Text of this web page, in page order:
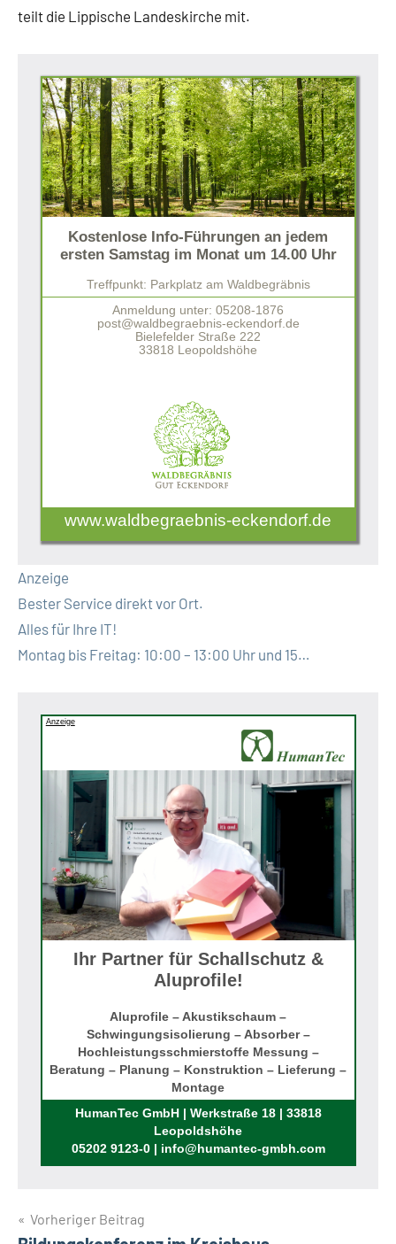
teilt die Lippische Landeskirche mit.
Kostenlose Info-Führungen an jedem
ersten Samstag im Monat um 14.00 Uhr
Treffpunkt: Parkplatz am Waldbegräbnis
Anmeldung unter: 05208-1876
post@waldbegraebnis-eckendorf.de
Bielefelder Straße 222
33818 Leopoldshöhe
www.waldbegraebnis-eckendorf.de
Anzeige
Bester Service direkt vor Ort.
Alles für Ihre IT!
Montag bis Freitag: 10:00 – 13:00 Uhr und 15…
Anzeige
Ihr Partner für Schallschutz &
Aluprofile!
Aluprofile – Akustikschaum –
Schwingungsisolierung – Absorber –
Hochleistungsschmierstoffe Messung –
Beratung – Planung – Konstruktion – Lieferung –
Montage
Rufen Sie uns an!
HumanTec GmbH | Werkstraße 18 | 33818
Leopoldshöhe
05202 9123-0 | info@humantec-gmbh.com
Beitragsnavigation
Vorheriger Beitrag